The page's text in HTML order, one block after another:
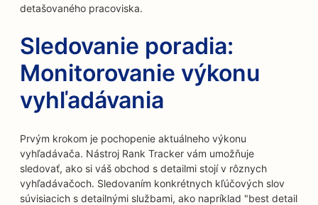
detašovaného pracoviska.
Sledovanie poradia:
Monitorovanie výkonu
vyhľadávania
Prvým krokom je pochopenie aktuálneho výkonu
vyhľadávača. Nástroj Rank Tracker vám umožňuje
sledovať, ako si váš obchod s detailmi stojí v rôznych
vyhľadávačoch. Sledovaním konkrétnych kľúčových slov
súvisiacich s detailnými službami, ako napríklad "best detail